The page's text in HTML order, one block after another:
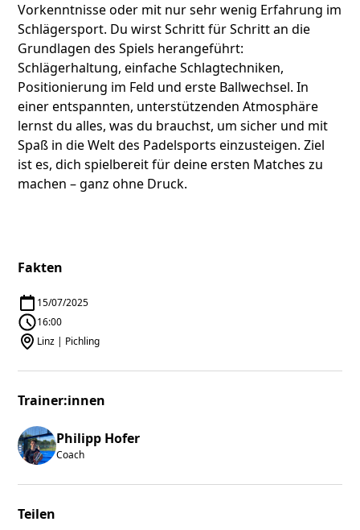
Fakten
15/07/2025
16:00
Linz | Pichling
Trainer:innen
Philipp Hofer
Coach
Teilen
Vorkenntnisse oder mit nur sehr wenig Erfahrung im
Schlägersport. Du wirst Schritt für Schritt an die
Grundlagen des Spiels herangeführt:
Schlägerhaltung, einfache Schlagtechniken,
Positionierung im Feld und erste Ballwechsel. In
einer entspannten, unterstützenden Atmosphäre
lernst du alles, was du brauchst, um sicher und mit
Spaß in die Welt des Padelsports einzusteigen. Ziel
ist es, dich spielbereit für deine ersten Matches zu
machen – ganz ohne Druck.